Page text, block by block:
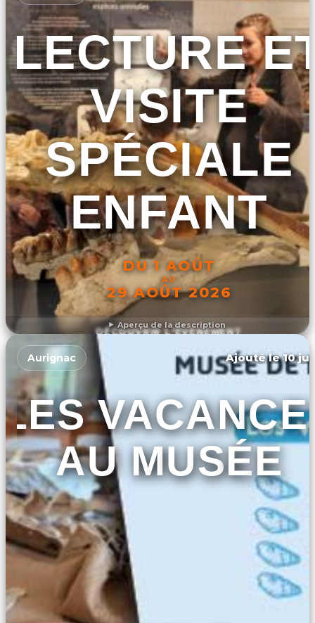
Aperçu de la description
LECTURE
VISITE
SPÉCIALE
ENFANT
DU 1 AOÛT
AU
29 AOÛT 2026
DÉCOUVRIR L'ÉVÉNEMENT
Aurignac Ajouté le 10
LES
AU MUSÉE